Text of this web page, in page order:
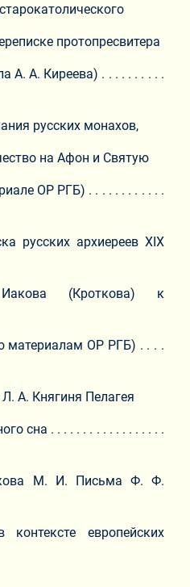
протопресвитера
А. А. Киреева) . . . . . . . . . .
русских монахов,
на Афон и Святую
ОР РГБ) . . . . . . . . . . . .
русских архиереев XIX
(Кроткова) к
материалам ОР РГБ) . . . .
А. Княгиня Пелагея
сна . . . . . . . . . . . . . . . . . .
М. И. Письма Ф. Ф.
европейских